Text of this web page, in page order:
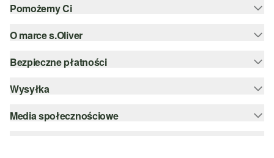
Pomożemy Ci
Pomoc i FAQ
Porady dotyczące rozmiarów
Kategorie
O marce s.Oliver
Newsletter
s.Oliver Group
Bezpieczne płatności
PayPal
Klarna
Wysyłka
DHL PL
Media społecznościowe